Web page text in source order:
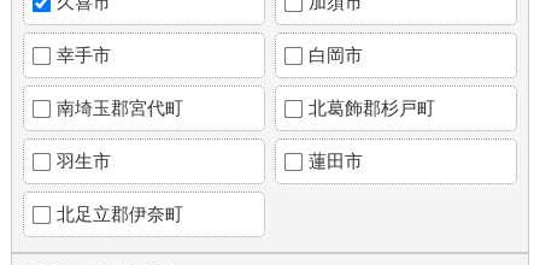
幸手市 白岡市
南埼玉郡宮代町 北葛飾郡杉戸町
羽生市 蓮田市
北足立郡伊奈町